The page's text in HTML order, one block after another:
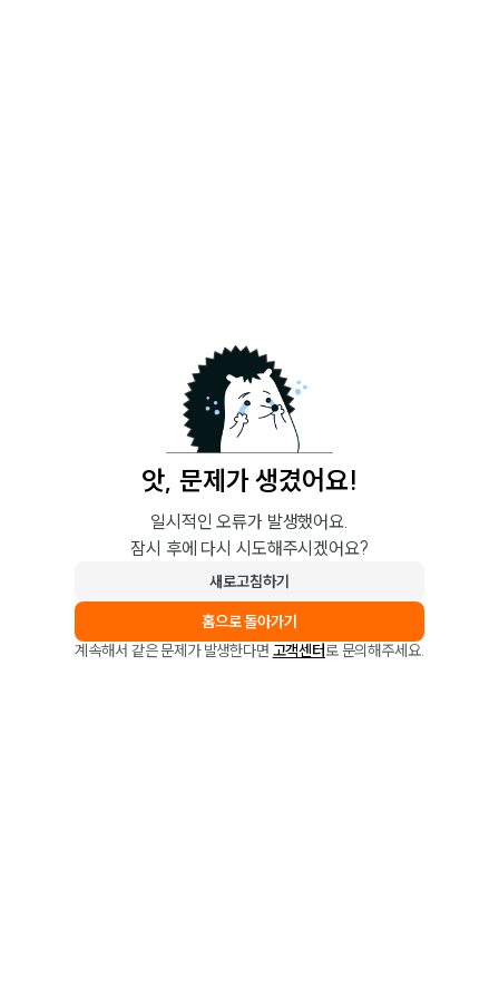
앗, 문제가 생겼어요!
일시적인 오류가 발생했어요.
잠시 후에 다시 시도해주시겠어요?
새로고침하기
홈으로 돌아가기
계속해서 같은 문제가 발생한다면 고객센터로 문의해주세요.